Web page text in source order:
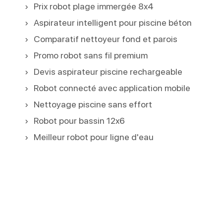
Prix robot plage immergée 8x4
Aspirateur intelligent pour piscine béton
Comparatif nettoyeur fond et parois
Promo robot sans fil premium
Devis aspirateur piscine rechargeable
Robot connecté avec application mobile
Nettoyage piscine sans effort
Robot pour bassin 12x6
Meilleur robot pour ligne d'eau